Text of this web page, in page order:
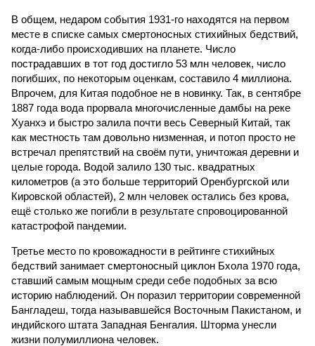
В общем, недаром события 1931-го находятся на первом
месте в списке самых смертоносных стихийных бедствий,
когда-либо происходивших на планете. Число
пострадавших в тот год достигло 53 млн человек, число
погибших, по некоторым оценкам, составило 4 миллиона.
Впрочем, для Китая подобное не в новинку. Так, в сентябре
1887 года вода прорвала многочисленные дамбы на реке
Хуанхэ и быстро залила почти весь Северный Китай, так
как местность там довольно низменная, и потоп просто не
встречал препятствий на своём пути, уничтожая деревни и
целые города. Водой залило 130 тыс. квадратных
километров (а это больше территорий Оренбургской или
Кировской областей), 2 млн человек остались без крова,
ещё столько же погибли в результате спровоцированной
катастрофой пандемии.
Третье место по кровожадности в рейтинге стихийных
бедствий занимает смертоносный циклон Бхола 1970 года,
ставший самым мощным среди себе подобных за всю
историю наблюдений. Он поразил территории современной
Бангладеш, тогда называвшейся Восточным Пакистаном, и
индийского штата Западная Бенгалия. Шторма унесли
жизни полумиллиона человек.